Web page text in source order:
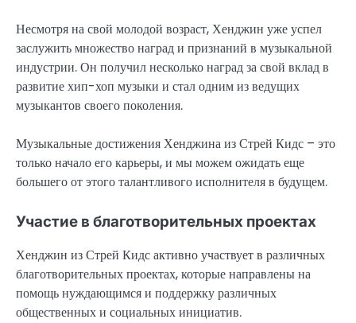
Несмотря на свой молодой возраст, Хенджин уже успел
заслужить множество наград и признаний в музыкальной
индустрии. Он получил несколько наград за свой вклад в
развитие хип-хоп музыки и стал одним из ведущих
музыкантов своего поколения.
Музыкальные достижения Хенджина из Стрей Кидс – это
только начало его карьеры, и мы можем ожидать еще
большего от этого талантливого исполнителя в будущем.
Участие в благотворительных проектах
Хенджин из Стрей Кидс активно участвует в различных
благотворительных проектах, которые направлены на
помощь нуждающимся и поддержку различных
общественных и социальных инициатив.